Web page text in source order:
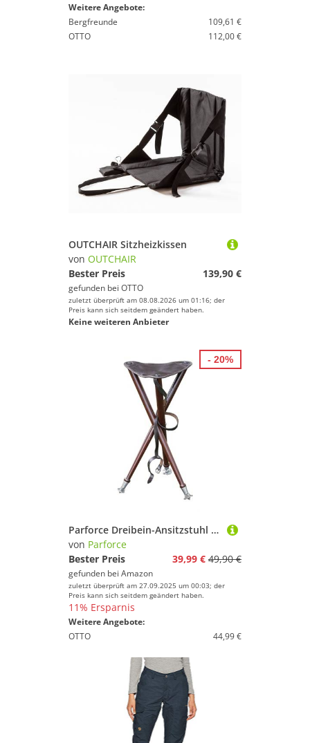
Weitere Angebote:
Bergfreunde
109,61 €
OTTO
112,00 €
OUTCHAIR Sitzheizkissen
von OUTCHAIR
Bester Preis
139,90 €
gefunden bei OTTO
zuletzt überprüft am 08.08.2026 um 01:16; der
Preis kann sich seitdem geändert haben.
Keine weiteren Anbieter
Parforce Dreibein-Ansitzstuhl mit Metallspitzen
von Parforce
Bester Preis
39,99 € 49,90 €
gefunden bei Amazon
zuletzt überprüft am 27.09.2025 um 00:03; der
Preis kann sich seitdem geändert haben.
11% Ersparnis
Weitere Angebote:
OTTO
44,99 €
- 20%